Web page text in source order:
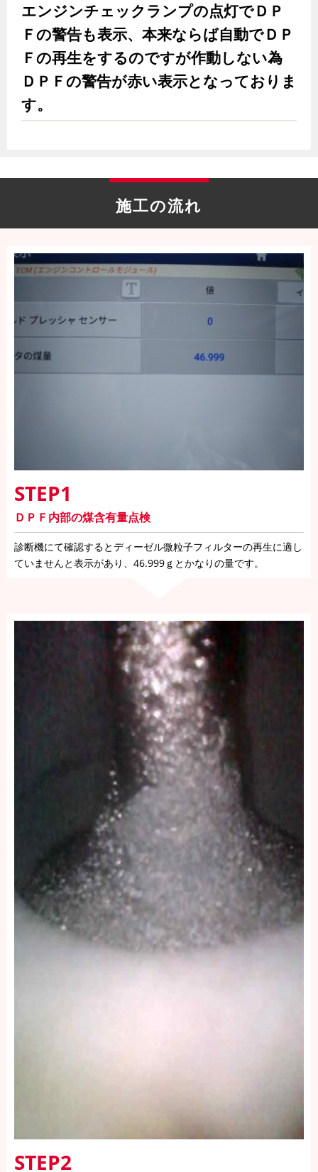
エンジンチェックランプの点灯でＤＰ
Ｆの警告も表示、本来ならば自動でＤＰ
Ｆの再生をするのですが作動しない為
ＤＰＦの警告が赤い表示となっておりま
す。
施工の流れ
STEP1
ＤＰＦ内部の煤含有量点検
診断機にて確認するとディーゼル微粒子フィルターの再生に適し
ていませんと表示があり、46.999ｇとかなりの量です。
STEP2